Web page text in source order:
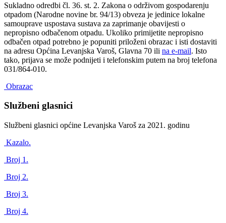
Sukladno odredbi čl. 36. st. 2. Zakona o održivom gospodarenju
otpadom (Narodne novine br. 94/13) obveza je jedinice lokalne
samouprave uspostava sustava za zaprimanje obavijesti o
nepropisno odbačenom otpadu. Ukoliko primijetite nepropisno
odbačen otpad potrebno je popuniti priloženi obrazac i isti dostaviti
na adresu Općina Levanjska Varoš, Glavna 70 ili na e-mail. Isto
tako, prijava se može podnijeti i telefonskim putem na broj telefona
031/864-010.
Obrazac
Službeni glasnici
Službeni glasnici općine Levanjska Varoš za 2021. godinu
Kazalo.
Broj 1.
Broj 2.
Broj 3.
Broj 4.